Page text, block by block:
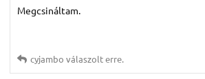
Megcsináltam.
cyjambo válaszolt erre.